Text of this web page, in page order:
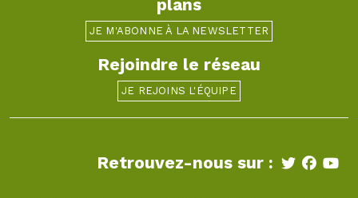
plans
JE M'ABONNE À LA NEWSLETTER
Rejoindre le réseau
JE REJOINS L'ÉQUIPE
Retrouvez-nous sur :